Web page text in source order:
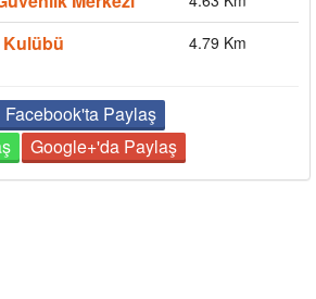
4.79 Km
Facebook'ta Paylaş
Google+'da Paylaş